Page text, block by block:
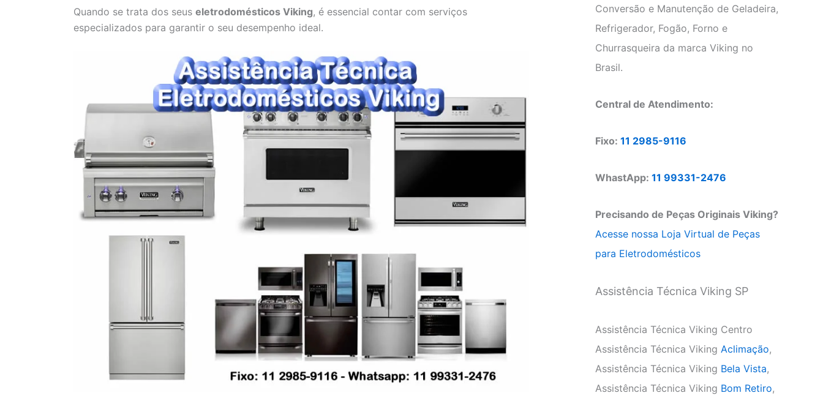
Quando se trata dos seus eletrodomésticos Viking, é essencial contar com serviços
especializados para garantir o seu desempenho ideal.
Conversão e Manutenção de Geladeira,
Refrigerador, Fogão, Forno e
Churrasqueira da marca Viking no
Brasil.
Central de Atendimento:
Fixo: 11 2985-9116
WhastApp: 11 99331-2476
Precisando de Peças Originais Viking?
Acesse nossa Loja Virtual de Peças
para Eletrodomésticos
Assistência Técnica Viking SP
Assistência Técnica Viking Centro
Assistência Técnica Viking Aclimação,
Assistência Técnica Viking Bela Vista,
Assistência Técnica Viking Bom Retiro,